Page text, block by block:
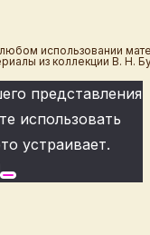
использовании
из коллекции В. Н.
представления
использовать
устраивает.